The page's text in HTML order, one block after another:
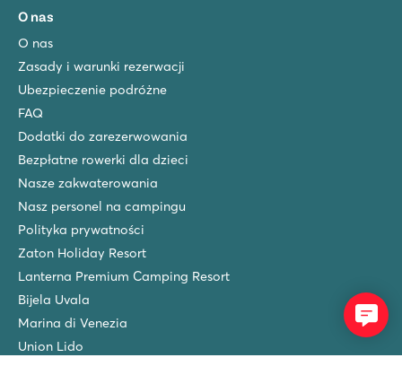
O nas
O nas
Zasady i warunki rezerwacji
Ubezpieczenie podróżne
FAQ
Dodatki do zarezerwowania
Bezpłatne rowerki dla dzieci
Nasze zakwaterowania
Nasz personel na campingu
Polityka prywatności
Zaton Holiday Resort
Lanterna Premium Camping Resort
Bijela Uvala
Marina di Venezia
Union Lido